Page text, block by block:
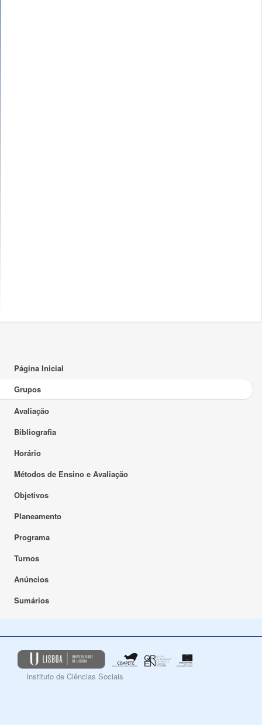
Página Inicial
Grupos
Avaliação
Bibliografia
Horário
Métodos de Ensino e Avaliação
Objetivos
Planeamento
Programa
Turnos
Anúncios
Sumários
Instituto de Ciências Sociais